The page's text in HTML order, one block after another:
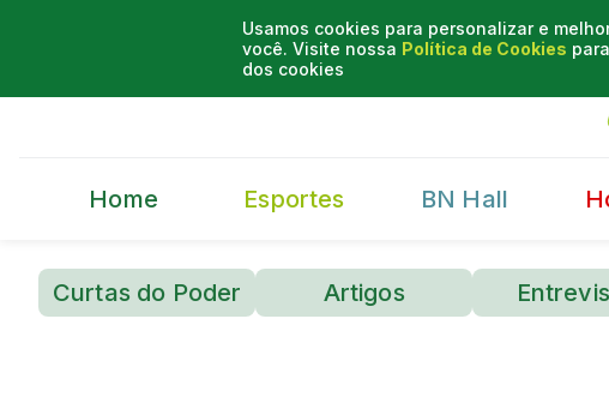
Usamos cookies para personalizar e
você. Visite nossa Política de Cookies
dos cookies
Home Esportes BN Hall
Curtas do Poder Artigos